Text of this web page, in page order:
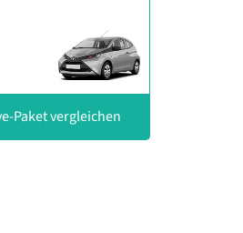
Paket vergleichen